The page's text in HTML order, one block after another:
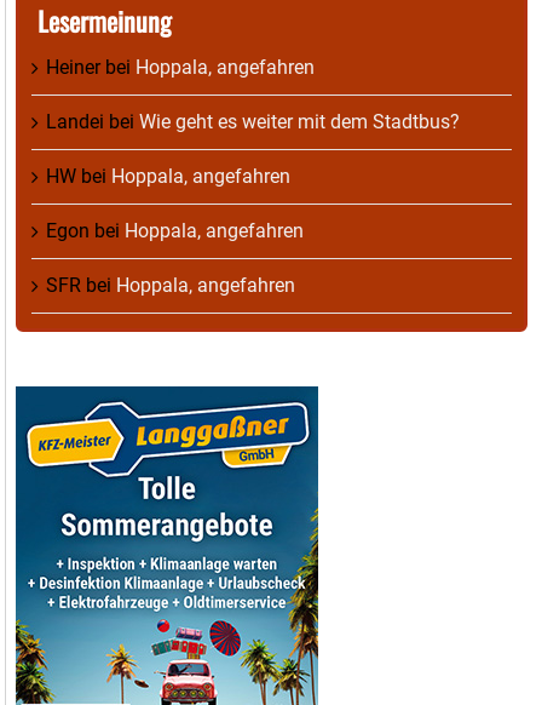
Lesermeinung
Heinerbei Hoppala, angefahren
Landei bei Wie geht es weiter mit dem Stadtbus?
HW bei Hoppala, angefahren
Egon bei Hoppala, angefahren
SFR bei Hoppala, angefahren